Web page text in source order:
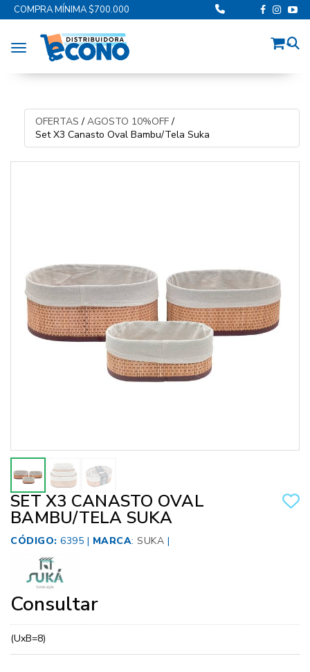
COMPRA MÍNIMA $700.000
Toggle navigation
OFERTAS / AGOSTO 10%OFF /
Set X3 Canasto Oval Bambu/Tela Suka
SET X3 CANASTO OVAL
BAMBU/TELA SUKA
CÓDIGO: 6395 | MARCA: SUKA |
Consultar
(UxB=8)